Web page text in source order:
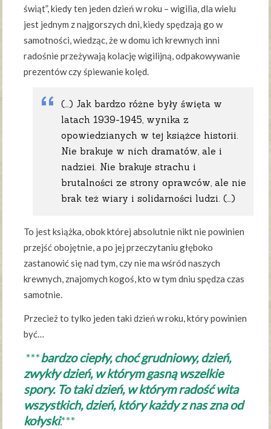
świąt”, kiedy ten jeden dzień w roku – wigilia, dla wielu
jest jednym z najgorszych dni, kiedy spędzają go w
samotności, wiedząc, że w domu ich krewnych inni
radośnie przeżywają kolację wigilijną, odpakowywanie
prezentów czy śpiewanie kolęd.
(…) Jak bardzo różne były święta w
latach 1939-1945, wynika z
opowiedzianych w tej książce historii.
Nie brakuje w nich dramatów, ale i
nadziei. Nie brakuje strachu i
brutalności ze strony oprawców, ale nie
brak też wiary i solidarności ludzi. (…)
To jest książka, obok której absolutnie nikt nie powinien
przejść obojętnie, a po jej przeczytaniu głęboko
zastanowić się nad tym, czy nie ma wśród naszych
krewnych, znajomych kogoś, kto w tym dniu spędza czas
samotnie.
Przecież to tylko jeden taki dzień w roku, który powinien
być…
***bardzo ciepły, choć grudniowy, dzień,
zwykły dzień, w którym gasną wszelkie
spory. To taki dzień, w którym radość wita
wszystkich, dzień, który każdy z nas zna od
kołyski.***